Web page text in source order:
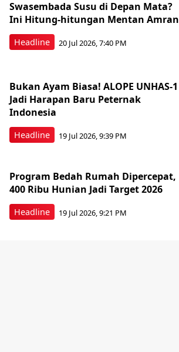
Headline
Swasembada Susu di Depan Mata?
Ini Hitung-hitungan Mentan Amran
20 Jul 2026, 7:40 PM
Headline
Bukan Ayam Biasa! ALOPE UNHAS-1
Jadi Harapan Baru Peternak
Indonesia
19 Jul 2026, 9:39 PM
Headline
Program Bedah Rumah Dipercepat,
400 Ribu Hunian Jadi Target 2026
19 Jul 2026, 9:21 PM